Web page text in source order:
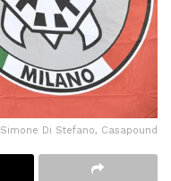
Simone Di Stefano, Casapound